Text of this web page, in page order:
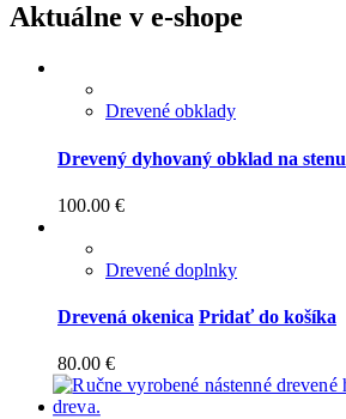
Aktuálne v e-shope
Drevené obklady
Drevený dyhovaný obklad na stenu
100.00 €
Drevené doplnky
Drevená okenica Pridať do košíka
80.00 €